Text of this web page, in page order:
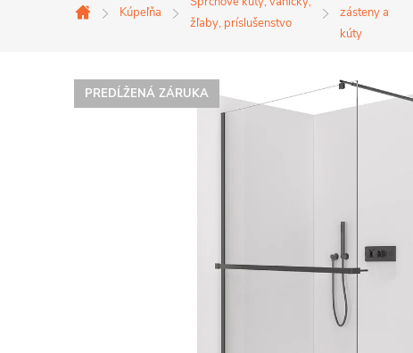
Domov
Kúpeľňa
žľaby, príslušenstvo
zásteny a
kúty
PREDĹŽENÁ ZÁRUKA